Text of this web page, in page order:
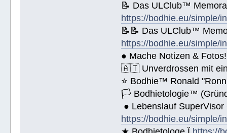
📝 Das ULClub™
https://bodhie.eu/simple/
📝📝 Das ULClub™
https://bodhie.eu/simple/
● Mache Notizen & Fotos!
🇦🇹 Unverdrossen mit
⭐️ Bodhie™ Ronald
🏳 Bodhietologie™
● Lebenslauf
https://bodhie.eu/simple/